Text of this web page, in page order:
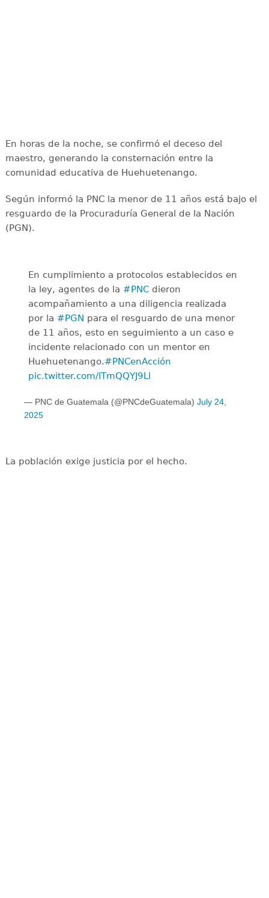
En horas de la noche, se confirmó el deceso del
maestro, generando la consternación entre la
comunidad educativa de Huehuetenango.
Según informó la PNC la menor de 11 años está bajo el
resguardo de la Procuraduría General de la Nación
(PGN).
En cumplimiento a protocolos establecidos en
la ley, agentes de la #PNC dieron
acompañamiento a una diligencia realizada
por la #PGN para el resguardo de una menor
de 11 años, esto en seguimiento a un caso e
incidente relacionado con un mentor en
Huehuetenango.#PNCenAcción
pic.twitter.com/lTmQQYJ9Ll
— PNC de Guatemala (@PNCdeGuatemala) July 24,
2025
La población exige justicia por el hecho.